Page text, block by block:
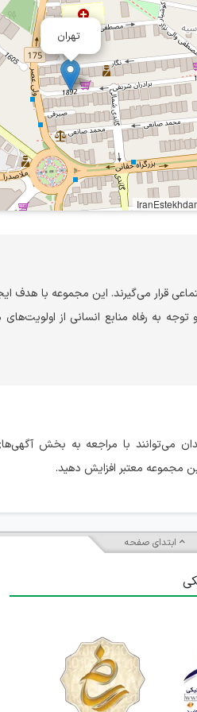
تهران
قرار می‌گیرند. این مجموعه با هدف
به رفاه منابع انسانی از
می‌توانند با مراجعه به بخش
مجموعه معتبر افزایش دهید.
ابتدای صفحه